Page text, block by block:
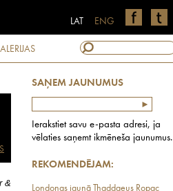
ENG
LAT
SAŅEM JAUNUMUS
Ierakstiet savu e-pasta adresi, ja
vēlaties saņemt ikmēneša jaunumus.
REKOMENDĒJAM:
Londonas jaunā Thaddaeus Ropac
&